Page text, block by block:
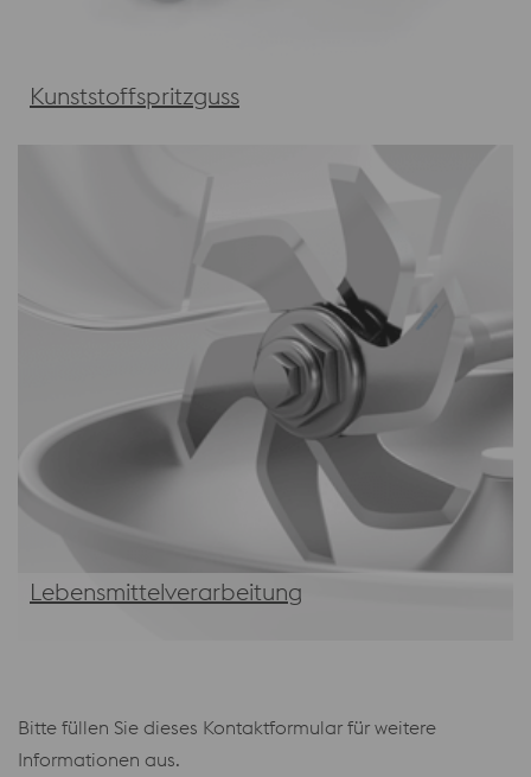
Kunststoffspritzguss
Lebensmittelverarbeitung
Bitte füllen Sie dieses Kontaktformular für weitere
Informationen aus.